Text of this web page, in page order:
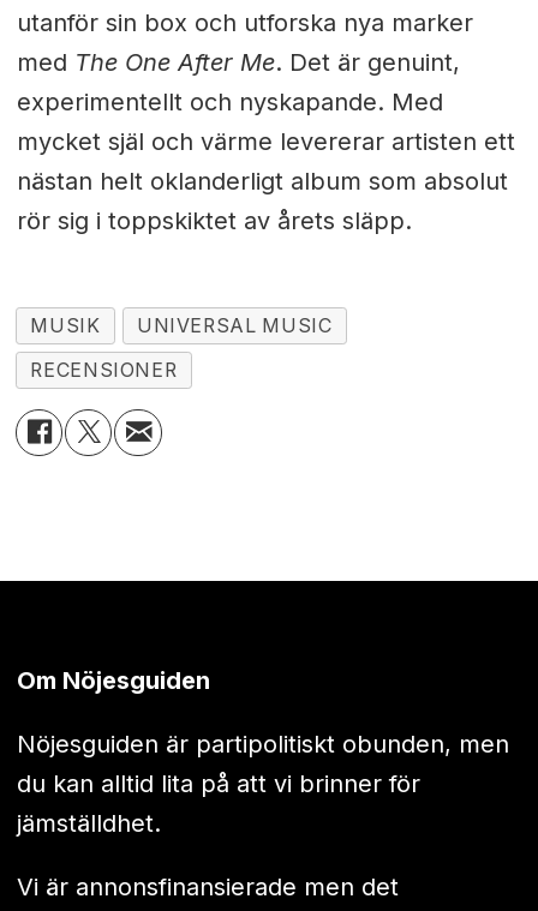
utanför sin box och utforska nya marker
med The One After Me. Det är genuint,
experimentellt och nyskapande. Med
mycket själ och värme levererar artisten ett
nästan helt oklanderligt album som absolut
rör sig i toppskiktet av årets släpp.
MUSIK
UNIVERSAL MUSIC
RECENSIONER
Om Nöjesguiden
Nöjesguiden är partipolitiskt obunden, men
du kan alltid lita på att vi brinner för
jämställdhet.
Vi är annonsfinansierade men det